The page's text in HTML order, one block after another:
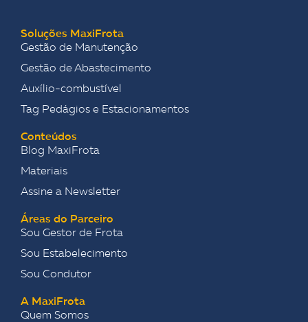
Soluções MaxiFrota
Gestão de Manutenção
Gestão de Abastecimento
Auxílio-combustível
Tag Pedágios e Estacionamentos
Conteúdos
Blog MaxiFrota
Materiais
Assine a Newsletter
Áreas do Parceiro
Sou Gestor de Frota
Sou Estabelecimento
Sou Condutor
A MaxiFrota
Quem Somos